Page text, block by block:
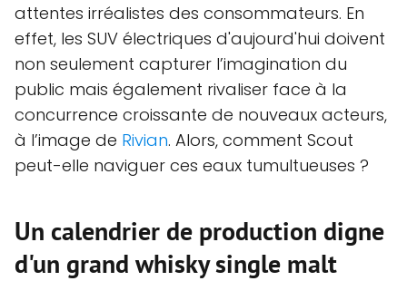
attentes irréalistes des consommateurs. En
effet, les SUV électriques d'aujourd'hui doivent
non seulement capturer l’imagination du
public mais également rivaliser face à la
concurrence croissante de nouveaux acteurs,
à l’image de Rivian. Alors, comment Scout
peut-elle naviguer ces eaux tumultueuses ?
Un calendrier de production digne
d'un grand whisky single malt